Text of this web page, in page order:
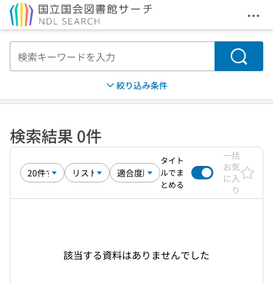
メ
検索
絞り込み条件
検索結果 0件
タイト
ルでま
とめる
一括
お気
に入
り
該当する資料はありませんでした